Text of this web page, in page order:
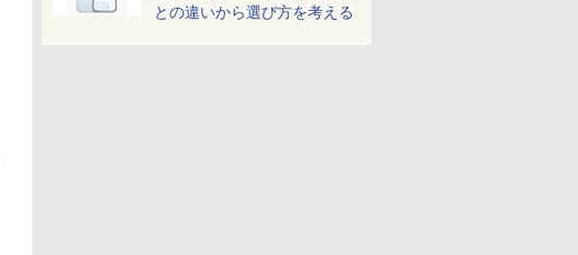
との違いから選び方を考える